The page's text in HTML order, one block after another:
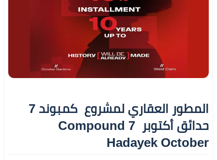
المطور العقاري لمشروع كمبوند 7
حدائق أكتوبر 7 Compound
Hadayek October